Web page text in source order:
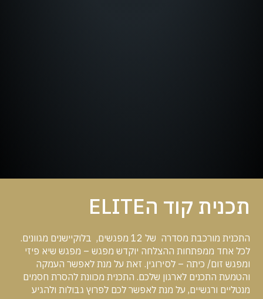
תכנית קוד הELITE
התכנית מורכבת מסדרה של 12 מפגשים, בלוקיישנים מגוונים.
לכל אחד ממפתחות ההצלחה יוקדש מפגש – מפגש שיא פיזי
ומפגש זום/ כיתה – לסירוגין. זאת על מנת לאפשר העמקה
והטמעת התכנים לארגון שלכם. התכנית מכוונת להסרת חסמים
מנטליים ורגשיים, על מנת לאפשר לכם לפרוץ גבולות ולהגיע